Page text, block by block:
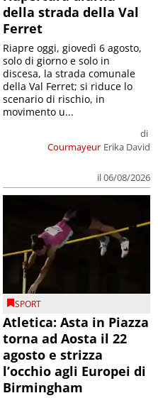
della strada della Val
Ferret
Courmayeur
di
Erika David
il 06/08/2026
Riapre oggi, giovedì 6 agosto,
solo di giorno e solo in
discesa, la strada comunale
della Val Ferret; si riduce lo
scenario di rischio, in
movimento u...
SPORT
Atletica: Asta in Piazza
torna ad Aosta il 22
agosto e strizza
l’occhio agli Europei di
Birmingham